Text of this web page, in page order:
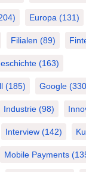
Europa (131)
Filialen (89)
(163)
(185) Google
Industrie (98)
Interview (142)
Mobile Payments